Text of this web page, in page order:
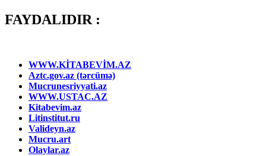
FAYDALIDIR :
WWW.KİTABEVİM.AZ
Aztc.gov.az (tərcümə)
Mucrunesriyyati.az
WWW.USTAC.AZ
Kitabevim.az
Litinstitut.ru
Valideyn.az
Mucru.art
Olaylar.az